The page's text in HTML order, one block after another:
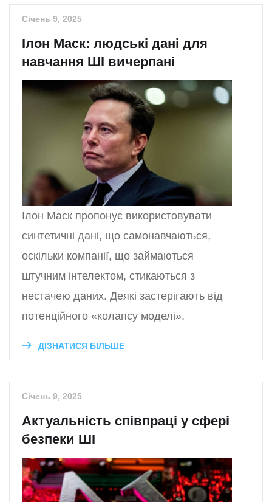
Січень 9, 2025
Ілон Маск: людські дані для
навчання ШІ вичерпані
Ілон Маск пропонує використовувати
синтетичні дані, що самонавчаються,
оскільки компанії, що займаються
штучним інтелектом, стикаються з
нестачею даних. Деякі застерігають від
потенційного «колапсу моделі».
ДІЗНАТИСЯ БІЛЬШЕ
Січень 9, 2025
Актуальність співпраці у сфері
безпеки ШІ